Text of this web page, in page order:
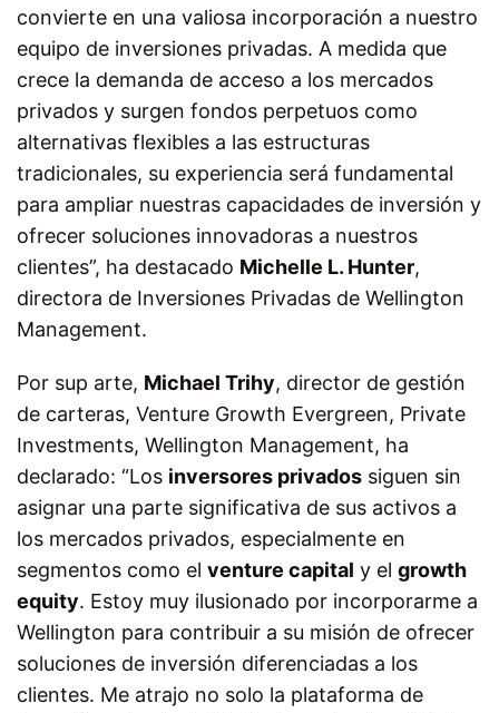
convierte en una valiosa incorporación a nuestro
equipo de inversiones privadas. A medida que
crece la demanda de acceso a los mercados
privados y surgen fondos perpetuos como
alternativas flexibles a las estructuras
tradicionales, su experiencia será fundamental
para ampliar nuestras capacidades de inversión y
ofrecer soluciones innovadoras a nuestros
clientes”, ha destacado Michelle L. Hunter,
directora de Inversiones Privadas de Wellington
Management.
Por sup arte, Michael Trihy, director de gestión
de carteras, Venture Growth Evergreen, Private
Investments, Wellington Management, ha
declarado: “Los inversores privados siguen sin
asignar una parte significativa de sus activos a
los mercados privados, especialmente en
segmentos como el venture capital y el growth
equity. Estoy muy ilusionado por incorporarme a
Wellington para contribuir a su misión de ofrecer
soluciones de inversión diferenciadas a los
clientes. Me atrajo no solo la plataforma de